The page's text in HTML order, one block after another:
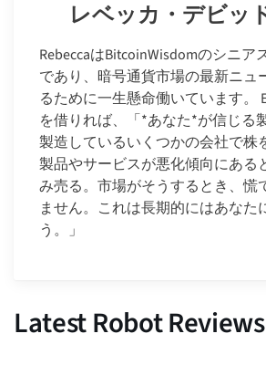
レベッカ・デビッ
RebeccaはBitcoinWisdomのシニア
であり、暗号通貨市場の最新ニュ
るために一生懸命働いています。
を借りれば、「*あなた*が信じる
製造しているいくつかの会社で株
製品やサービスが悪化傾向にある
み売る。市場がそうするとき、慌
ません。これは長期的にはあなた
う。」
Latest Robot Reviews